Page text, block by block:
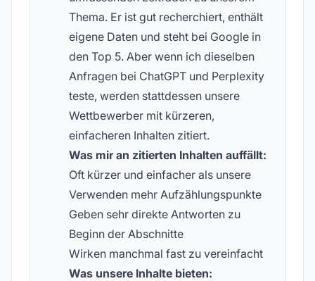
Thema. Er ist gut recherchiert, enthält
eigene Daten und steht bei Google in
den Top 5. Aber wenn ich dieselben
Anfragen bei ChatGPT und Perplexity
teste, werden stattdessen unsere
Wettbewerber mit kürzeren,
einfacheren Inhalten zitiert.
Was mir an zitierten Inhalten auffällt:
Oft kürzer und einfacher als unsere
Verwenden mehr Aufzählungspunkte
Geben sehr direkte Antworten zu
Beginn der Abschnitte
Wirken manchmal fast zu vereinfacht
Was unsere Inhalte bieten: